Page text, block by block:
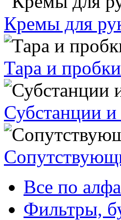
Кремы для
Тара и пробки
Субстанции
Все по
Фильтры,